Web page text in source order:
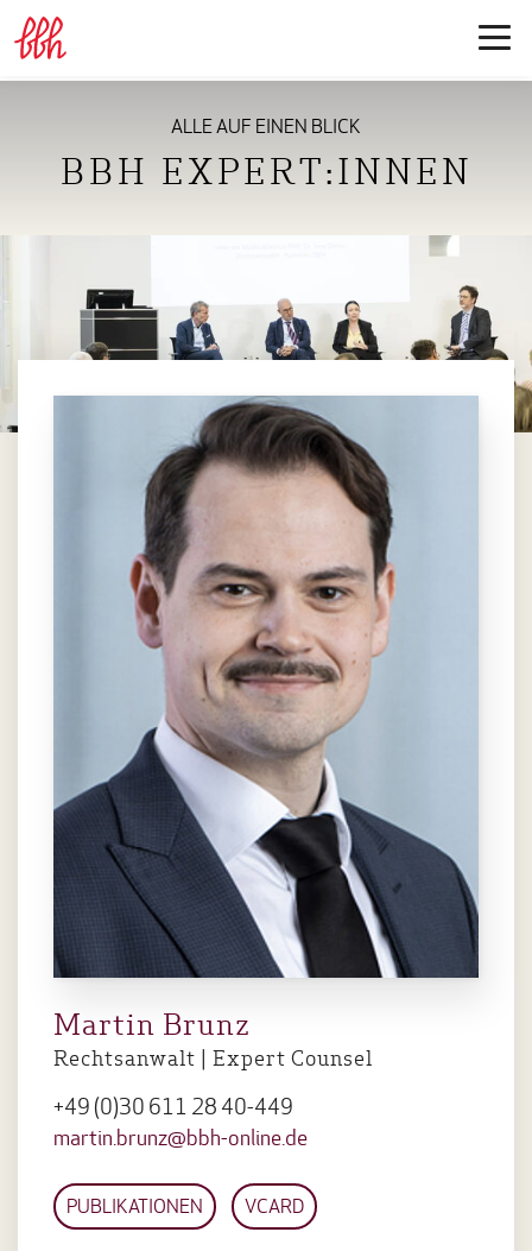
ALLE AUF EINEN BLICK
BBH EXPERT:INNEN
Martin Brunz
Rechtsanwalt | Expert Counsel
+49 (0)30 611 28 40-449
martin.brunz@bbh-online.de
PUBLIKATIONEN VCARD